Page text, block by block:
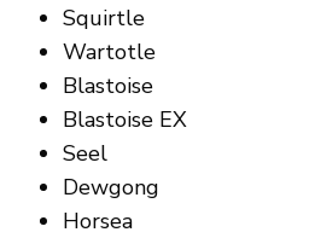
Squirtle
Wartotle
Blastoise
Blastoise EX
Seel
Dewgong
Horsea